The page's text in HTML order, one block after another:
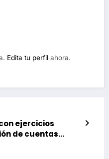
Edita tu perfil ahora.
ejercicios
de cuentas